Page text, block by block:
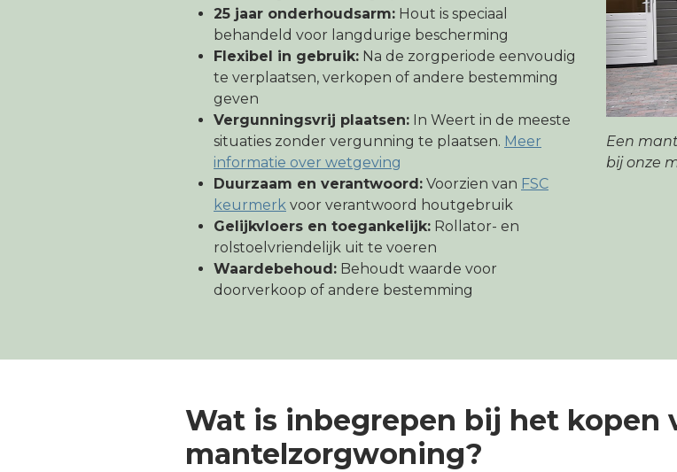
25 jaar onderhoudsarm: Hout is speciaal
behandeld voor langdurige bescherming
Flexibel in gebruik: Na de zorgperiode eenvoudig
te verplaatsen, verkopen of andere bestemming
geven
Vergunningsvrij plaatsen: In Weert in de meeste
situaties zonder vergunning te plaatsen. Meer
informatie over wetgeving
Duurzaam en verantwoord: Voorzien van FSC
keurmerk voor verantwoord houtgebruik
Gelijkvloers en toegankelijk: Rollator- en
rolstoelvriendelijk uit te voeren
Waardebehoud: Behoudt waarde voor
doorverkoop of andere bestemming
Een
bij onze
Wat is inbegrepen bij het kopen
mantelzorgwoning?